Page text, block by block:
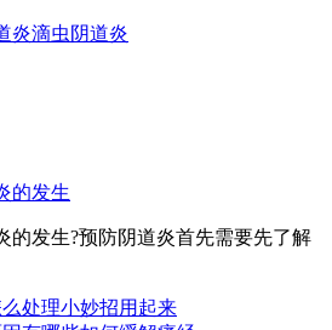
炎滴虫阴道炎
的发生
的发生?预防阴道炎首先需要先了解
处理小妙招用起来